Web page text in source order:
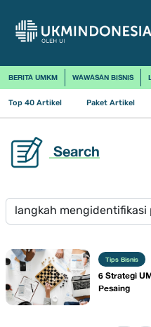
BERITA UMKM WAWASAN BISNIS
Top 40 Artikel Paket Artikel
Search
Tips Bisnis
6 Strategi
Pesaing